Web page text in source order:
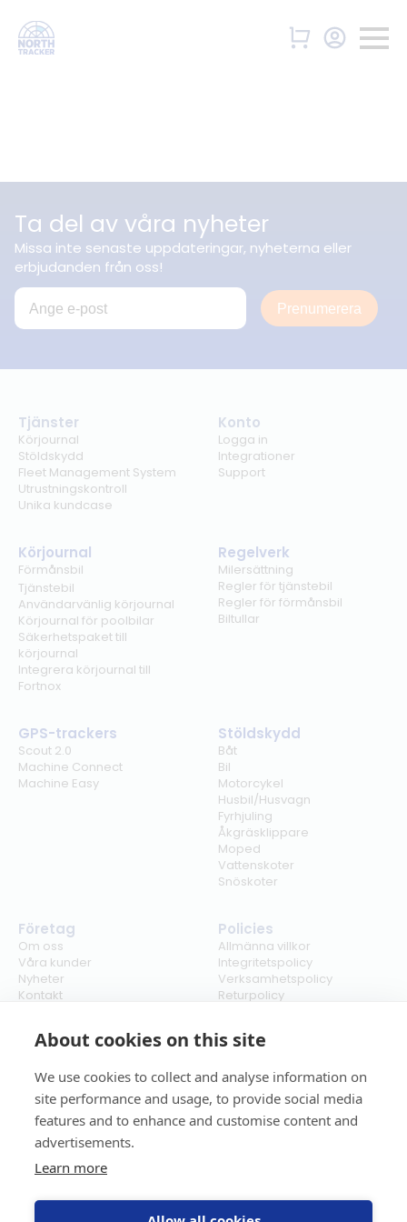
About cookies on this site
We use cookies to collect and analyse information on
site performance and usage, to provide social media
features and to enhance and customise content and
advertisements.
Learn more
Ta del av våra nyheter
Missa inte senaste uppdateringar, nyheterna eller
erbjudanden från oss!
Prenumerera
Tjänster
Körjournal
Stöldskydd
Fleet Management System
Utrustningskontroll
Unika kundcase
Konto
Logga in
Integrationer
Support
Körjournal
Förmånsbil
Tjänstebil
Användarvänlig körjournal
Körjournal för poolbilar
Säkerhetspaket till
körjournal
Integrera körjournal till
Fortnox
Regelverk
Milersättning
Regler för tjänstebil
Regler för förmånsbil
Biltullar
GPS-trackers
Scout 2.0
Machine Connect
Machine Easy
Stöldskydd
Båt
Bil
Motorcykel
Husbil/Husvagn
Fyrhjuling
Åkgräsklippare
Moped
Vattenskoter
Snöskoter
Företag
Om oss
Våra kunder
Nyheter
Kontakt
Policies
Allmänna villkor
Integritetspolicy
Verksamhetspolicy
Returpolicy
Cookies